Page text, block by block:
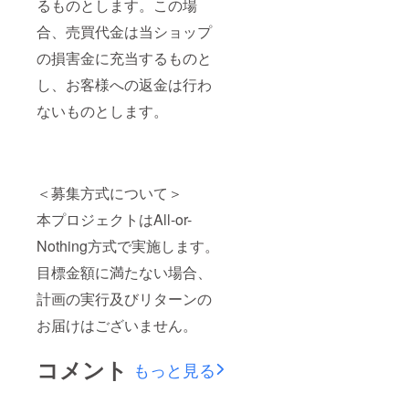
るものとします。この場
合、売買代金は当ショップ
の損害金に充当するものと
し、お客様への返金は行わ
ないものとします。
＜募集方式について＞
本プロジェクトはAll-or-
Nothing方式で実施します。
目標金額に満たない場合、
計画の実行及びリターンの
お届けはございません。
コメント もっと見る